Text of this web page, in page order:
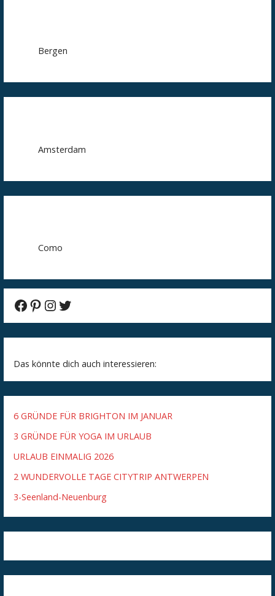
Bergen
Amsterdam
Como
Facebook
Pinterest
Instagram
Twitter
Das könnte dich auch interessieren:
6 GRÜNDE FÜR BRIGHTON IM JANUAR
3 GRÜNDE FÜR YOGA IM URLAUB
URLAUB EINMALIG 2026
2 WUNDERVOLLE TAGE CITYTRIP ANTWERPEN
3-Seenland-Neuenburg